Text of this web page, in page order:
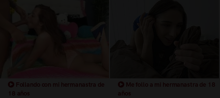
Follando con mi hermanastra de
18 años
Me follo a mi hermanastra de 18
años